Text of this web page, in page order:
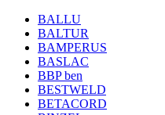
BALLU
BALTUR
BAMPERUS
BASLAC
BBP ben
BESTWELD
BETACORD